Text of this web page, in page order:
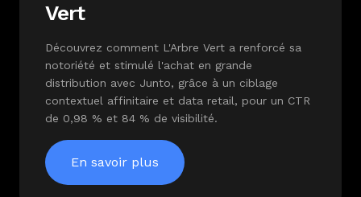
Vert
Découvrez comment L'Arbre Vert a renforcé sa
notoriété et stimulé l'achat en grande
distribution avec Junto, grâce à un ciblage
contextuel affinitaire et data retail, pour un CTR
de 0,98 % et 84 % de visibilité.
En savoir plus